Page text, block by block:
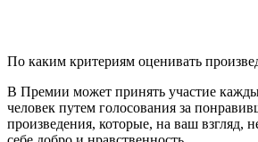
По каким критериям оценивать
В Премии может принять участие
человек путем голосования за
произведения, которые, на ваш взгляд,